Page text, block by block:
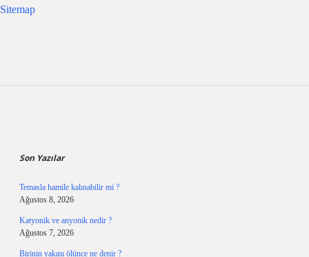
Sitemap
Son Yazılar
Temasla hamile kalınabilir mi ?
Ağustos 8, 2026
Katyonik ve anyonik nedir ?
Ağustos 7, 2026
Birinin yakını ölünce ne denir ?